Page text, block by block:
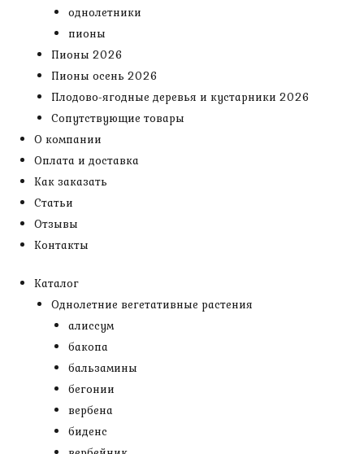
однолетники
пионы
Пионы 2026
Пионы осень 2026
Плодово-ягодные деревья и кустарники 2026
Сопутствующие товары
О компании
Оплата и доставка
Как заказать
Статьи
Отзывы
Контакты
Каталог
Однолетние вегетативные растения
алиссум
бакопа
бальзамины
бегонии
вербена
биденс